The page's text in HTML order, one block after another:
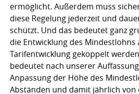
ermöglicht. Außerdem muss
diese Regelung jederzeit und
schützt. Und das bedeutet ganz
die Entwicklung des Mindestlohns
Tarifentwicklung gekoppelt
bedeutet nach unserer
Anpassung der Höhe des
Abständen und damit jährlich von